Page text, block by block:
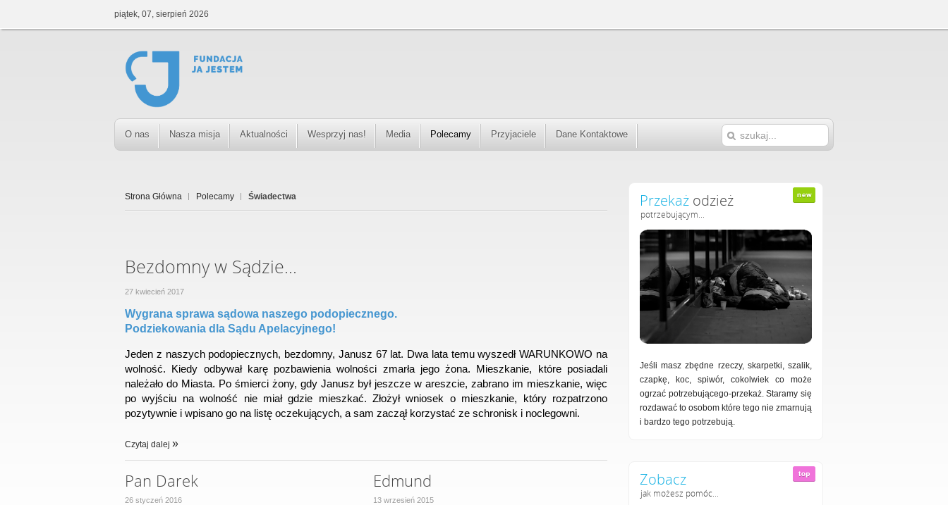
piątek, 07, sierpień 2026
O nas Nasza misja Aktualności Wesprzyj nas! Media Polecamy Przyjaciele Dane Kontaktowe
Strona Główna Polecamy Świadectwa
Bezdomny w Sądzie...
27 kwiecień 2017
Wygrana sprawa sądowa naszego podopiecznego.
Podziekowania dla Sądu Apelacyjnego!
Jeden z naszych podopiecznych, bezdomny, Janusz 67 lat. Dwa lata temu wyszedł WARUNKOWO na
wolność. Kiedy odbywał karę pozbawienia wolności zmarła jego żona. Mieszkanie, które posiadali
należało do Miasta. Po śmierci żony, gdy Janusz był jeszcze w areszcie, zabrano im mieszkanie, więc
po wyjściu na wolność nie miał gdzie mieszkać. Złożył wniosek o mieszkanie, który rozpatrzono
pozytywnie i wpisano go na listę oczekujących, a sam zaczął korzystać ze schronisk i noclegowni.
Czytaj dalej
Pan Darek
26 styczeń 2016
Edmund
13 wrzesień 2015
Przekaż odzież
potrzebującym...
Jeśli masz zbędne rzeczy, skarpetki, szalik,
czapkę, koc, spiwór, cokolwiek co może
ogrzać potrzebującego-przekaż. Staramy się
rozdawać to osobom które tego nie zmarnują
i bardzo tego potrzebują.
Zobacz
jak możesz pomóc...